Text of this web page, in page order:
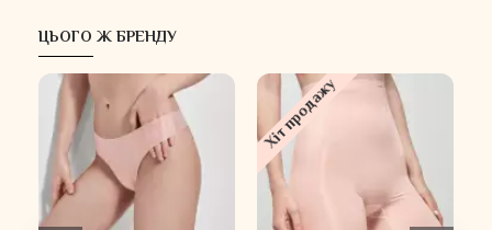
ЦЬОГО Ж БРЕНДУ
Хіт продажу